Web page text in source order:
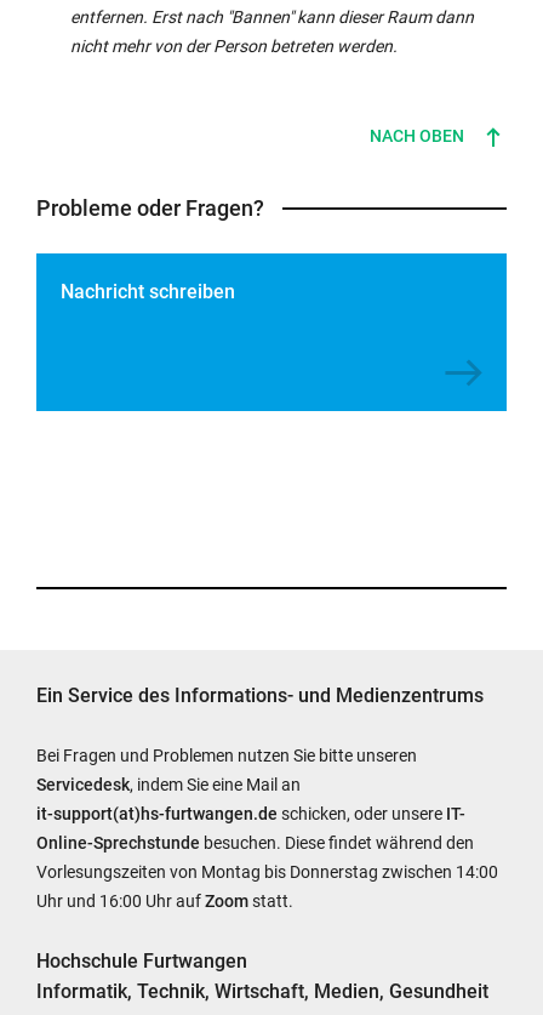
Thema
des
entfernen. Erst nach "Bannen" kann dieser Raum dann
nicht mehr von der Person betreten werden.
NACH OBEN
Probleme oder Fragen?
Nachricht schreiben
Ein Service des Informations- und Medienzentrums
Bei Fragen und Problemen nutzen Sie bitte unseren
Servicedesk, indem Sie eine Mail an
it-support(at)hs-furtwangen.de schicken, oder unsere IT-
Online-Sprechstunde besuchen. Diese findet während den
Vorlesungszeiten von Montag bis Donnerstag zwischen 14:00
Uhr und 16:00 Uhr aufZoomstatt.
Hochschule Furtwangen
Informatik, Technik, Wirtschaft, Medien, Gesundheit